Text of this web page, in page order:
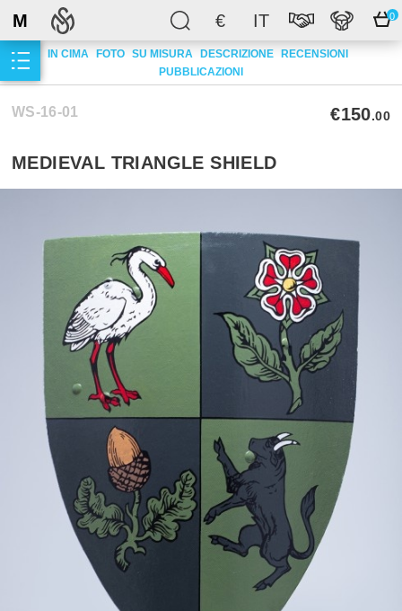
€ IT 0
M
IN CIMA FOTO SU MISURA DESCRIZIONE
RECENSIONI
PUBBLICAZIONI
WS-16-01 €150.00
MEDIEVAL TRIANGLE SHIELD